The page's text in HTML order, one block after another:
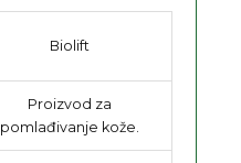
Biolift
Proizvod za
pomlađivanje kože.